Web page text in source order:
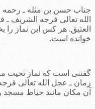
حسن بن مثله ـ رحمه
تعالی فرجه الشریف ـ
هر کس این نماز را
است.
است که نماز تحیت
ـ عجل الله تعالی
مکان مانند حیاط مسجد